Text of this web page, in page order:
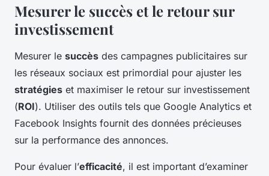
Mesurer le succès et le retour sur
investissement
Mesurer le succès des campagnes publicitaires sur
les réseaux sociaux est primordial pour ajuster les
stratégies et maximiser le retour sur investissement
(ROI). Utiliser des outils tels que Google Analytics et
Facebook Insights fournit des données précieuses
sur la performance des annonces.
Pour évaluer l’efficacité, il est important d’examiner